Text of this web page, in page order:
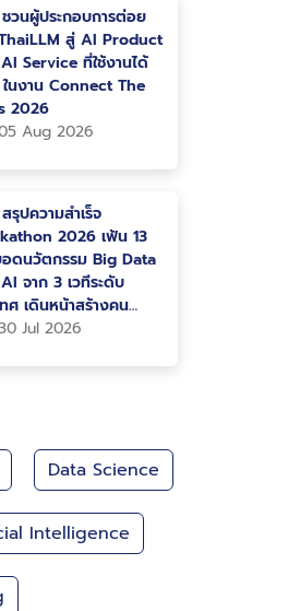
วนผู้ประกอบการต่อย
สู่ AI Product
Service ที่ใช้งานได้
นงาน Connect The
2026
Aug 2026
รุปความสำเร็จ
2026 เฟ้น 13
ดนวัตกรรม Big Data
จาก 3 เวทีระดับ
ทศ เดินหน้าสร้างคน
นวัตกรรม ขับเคลื่อน
Jul 2026
Data Science
Intelligence